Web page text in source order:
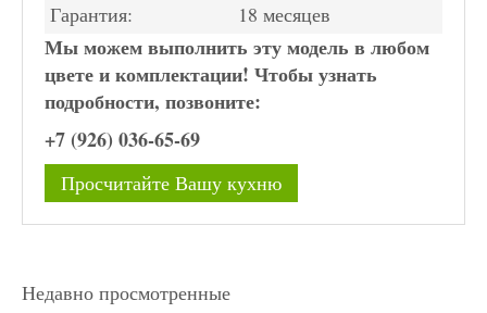
Гарантия:
18 месяцев
Мы можем выполнить эту модель в любом
цвете и комплектации! Чтобы узнать
подробности, позвоните:
+7 (926) 036-65-69
Просчитайте Вашу кухню
Недавно просмотренные